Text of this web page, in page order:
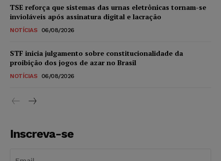
TSE reforça que sistemas das urnas eletrônicas tornam-se
invioláveis após assinatura digital e lacração
NOTÍCIAS 06/08/2026
STF inicia julgamento sobre constitucionalidade da
proibição dos jogos de azar no Brasil
NOTÍCIAS 06/08/2026
Inscreva-se